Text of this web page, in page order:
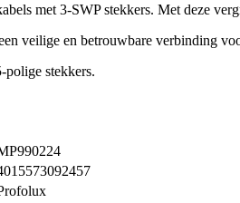
met 3-SWP stekkers. Met deze
veilige en betrouwbare verbinding
polige stekkers.